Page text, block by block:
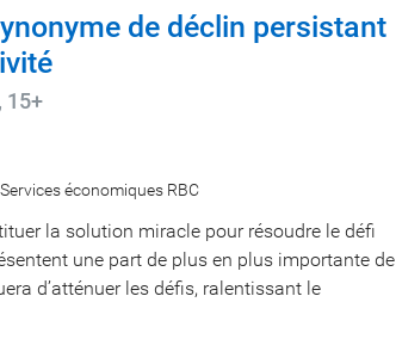
de déclin persistant
15+
économiques RBC
la solution miracle pour résoudre le défi
une part de plus en plus importante de
d’atténuer les défis, ralentissant le